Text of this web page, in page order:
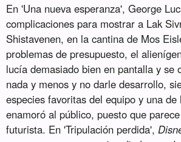
En 'Una nueva esperanza', George
complicaciones para mostrar a Lak
Shistavenen, en la cantina de Mos
problemas de presupuesto, el
lucía demasiado bien en pantalla y se
nada y menos y no darle desarrollo,
especies favoritas del equipo y una
enamoró al público, puesto que
futurista. En 'Tripulación perdida',